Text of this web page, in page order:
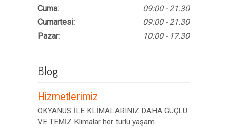
Cuma:
Cumartesi:
Pazar:
09:00 - 21.30
09:00 - 21.30
10:00 - 17.30
Blog
Hizmetlerimiz
OKYANUS İLE KLİMALARINIZ DAHA GÜÇLÜ
VE TEMİZ Klimalar her türlü yaşam